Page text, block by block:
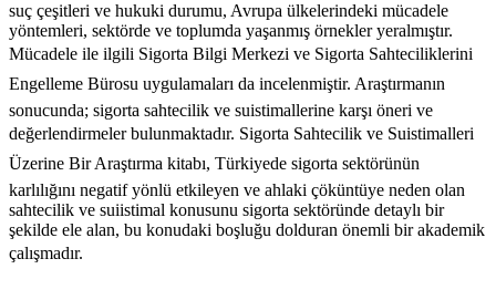
suç çeşitleri ve hukuki durumu, Avrupa ülkelerindeki mücadele
yöntemleri, sektörde ve toplumda yaşanmış örnekler yeralmıştır.
Mücadele ile ilgili Sigorta Bilgi Merkezi ve Sigorta Sahteciliklerini
Engelleme Bürosu uygulamaları da incelenmiştir. Araştırmanın
sonucunda; sigorta sahtecilik ve suistimallerine karşı öneri ve
değerlendirmeler bulunmaktadır. Sigorta Sahtecilik ve Suistimalleri
Üzerine Bir Araştırma kitabı, Türkiyede sigorta sektörünün
karlılığını negatif yönlü etkileyen ve ahlaki çöküntüye neden olan
sahtecilik ve suiistimal konusunu sigorta sektöründe detaylı bir
şekilde ele alan, bu konudaki boşluğu dolduran önemli bir akademik
çalışmadır.